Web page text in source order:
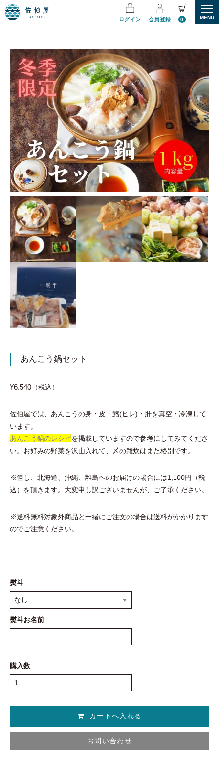
ログイン 会員登録 0 MENU
あんこう鍋セット
¥6,540 （税込）
佐伯屋では、あんこうの身・皮・鰭(ヒレ)・肝を真空・冷凍して
います。
あんこう鍋のレシピを掲載していますので参考にしてみてくださ
い。お好みの野菜を沢山入れて、〆の雑炊はまた格別です。
※但し、北海道、沖縄、離島へのお届けの場合には1,100円（税
込）を頂きます。大変申し訳ございませんが、ご了承ください。
※送料無料対象外商品と一緒にご注文の場合は送料がかかります
のでご注意ください。
熨斗
熨斗お名前
購入数
お問い合わせ